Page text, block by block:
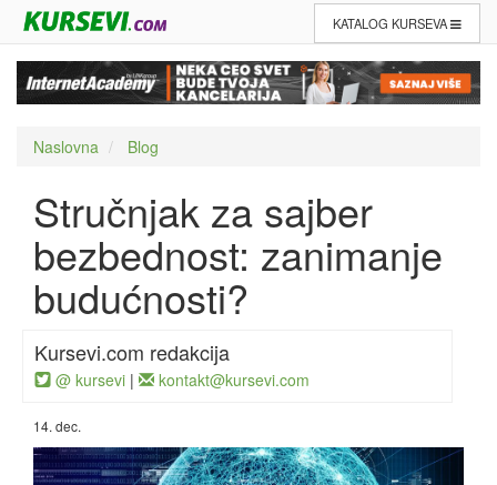
KATALOG KURSEVA
Naslovna Blog
Stručnjak za sajber
bezbednost: zanimanje
budućnosti?
Kursevi.com redakcija
@ kursevi | kontakt@kursevi.com
14. dec.